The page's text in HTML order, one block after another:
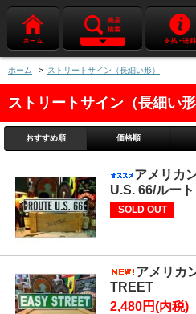
ホーム > ストリートサイン（長細い形）
ストリートサイン（長細い形
おすすめ順 価格順
アメリカ
U.S. 66/ルー
SOLD OUT
アメリカ
TREET
2,480円(内税)